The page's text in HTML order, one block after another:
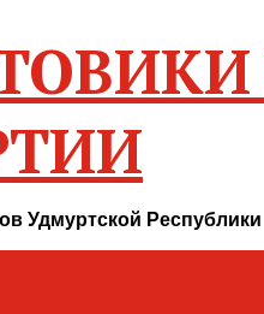
Удмуртской Республики